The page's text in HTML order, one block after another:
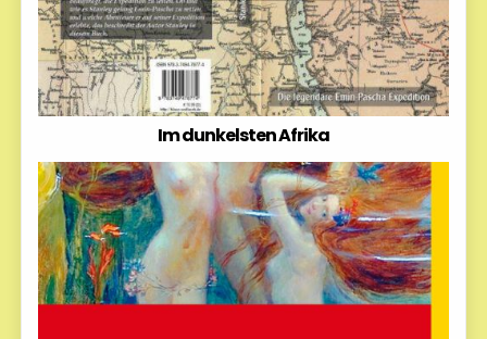
Im dunkelsten Afrika